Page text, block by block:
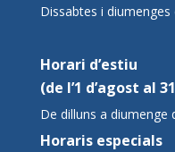
Dissabtes i diumenges
Horari d’estiu
(de l’1 d’agost al
De dilluns a diumenge
Horaris especials